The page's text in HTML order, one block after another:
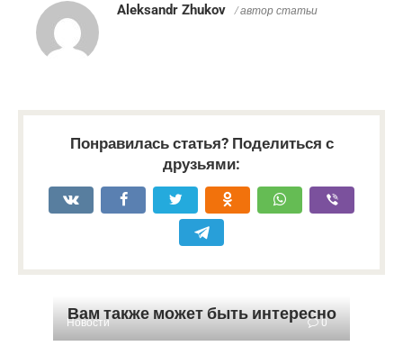
Aleksandr Zhukov / автор статьи
Понравилась статья? Поделиться с
друзьями:
Вам также может быть интересно
Новости 0